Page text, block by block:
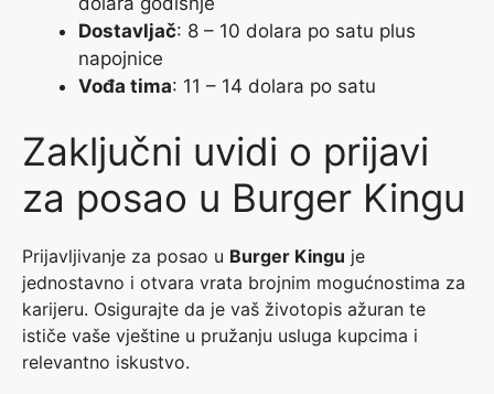
Dostavljač: 8 – 10 dolara po satu plus
napojnice
Vođa tima: 11 – 14 dolara po satu
Zaključni uvidi o prijavi
za posao u Burger Kingu
Prijavljivanje za posao u Burger Kingu je
jednostavno i otvara vrata brojnim mogućnostima za
karijeru. Osigurajte da je vaš životopis ažuran te
ističe vaše vještine u pružanju usluga kupcima i
relevantno iskustvo.